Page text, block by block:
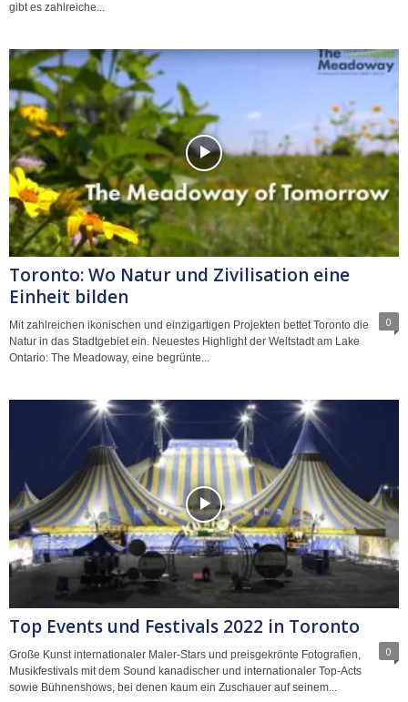
gibt es zahlreiche...
Toronto: Wo Natur und Zivilisation eine
Einheit bilden
0
Mit zahlreichen ikonischen und einzigartigen Projekten bettet Toronto die
Natur in das Stadtgebiet ein. Neuestes Highlight der Weltstadt am Lake
Ontario: The Meadoway, eine begrünte...
Top Events und Festivals 2022 in Toronto
0
Große Kunst internationaler Maler-Stars und preisgekrönte Fotografien,
Musikfestivals mit dem Sound kanadischer und internationaler Top-Acts
sowie Bühnenshows, bei denen kaum ein Zuschauer auf seinem...